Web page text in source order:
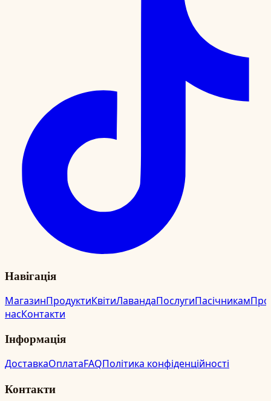
Навігація
МагазинПродуктиКвітиЛавандаПослугиПасічникамПро
насКонтакти
Інформація
ДоставкаОплатаFAQПолітика конфіденційності
Контакти